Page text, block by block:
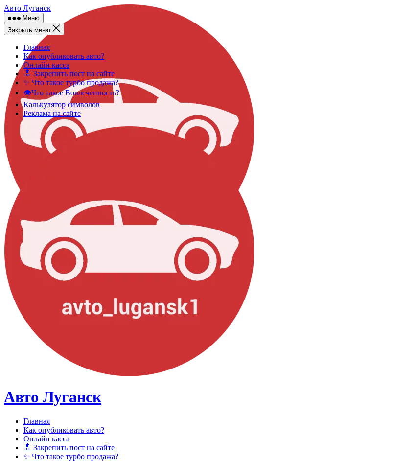
Skip
to
content
Авто Луганск
Меню
Закрыть меню
Главная
Как опубликовать авто?
Онлайн касса
🔝 Закрепить пост на сайте
✨ Что такое турбо продажа?
👁️Что такое Вовлеченность?
Калькулятор символов
Реклама на сайте
Авто Луганск
Главная
Как опубликовать авто?
Онлайн касса
🔝 Закрепить пост на сайте
✨ Что такое турбо продажа?